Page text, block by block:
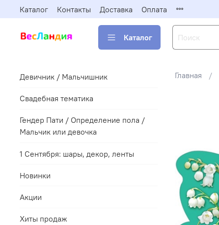
Каталог Контакты Доставка Оплата
Каталог
Главная
Девичник / Мальчишник
Свадебная тематика
Гендер Пати / Определение пола /
Мальчик или девочка
1 Сентября: шары, декор, ленты
Новинки
Акции
Хиты продаж